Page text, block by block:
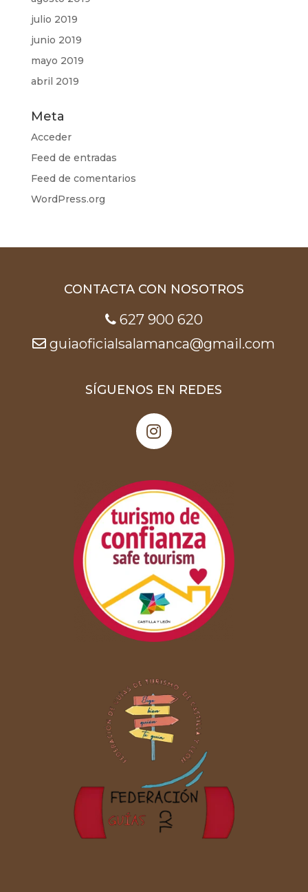
julio 2019
junio 2019
mayo 2019
abril 2019
Meta
Acceder
Feed de entradas
Feed de comentarios
WordPress.org
CONTACTA CON NOSOTROS
627 900 620
guiaoficialsalamanca@gmail.com
SÍGUENOS EN REDES